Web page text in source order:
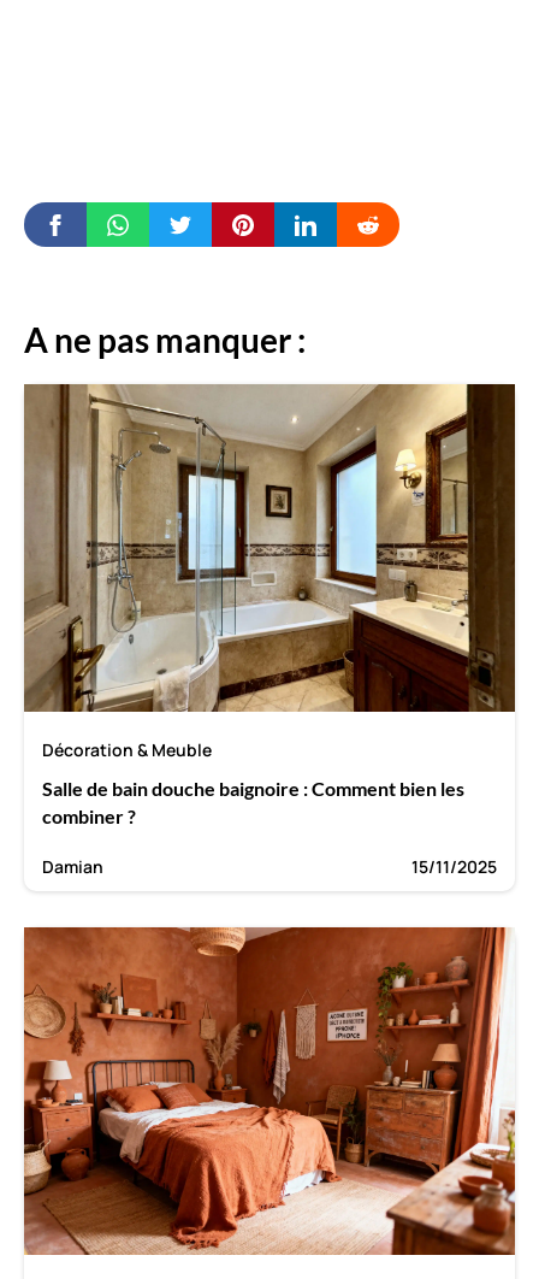
A ne pas manquer :
Décoration & Meuble
Salle de bain douche baignoire : Comment bien les
combiner ?
Damian 15/11/2025